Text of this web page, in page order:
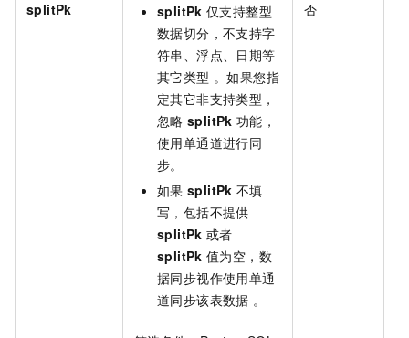
splitPk
splitPk 仅支持整型
数据切分，不支持字
符串、浮点、日期等
其它类型 。如果您指
定其它非支持类型，
忽略 splitPk 功能，
使用单通道进行同
步。
如果 splitPk 不填
写，包括不提供
splitPk 或者
splitPk 值为空，数
据同步视作使用单通
道同步该表数据 。
否